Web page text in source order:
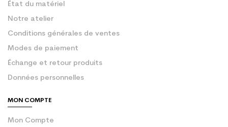
État du matériel
Notre atelier
Conditions générales de ventes
Modes de paiement
Échange et retour produits
Données personnelles
MON COMPTE
Mon Compte